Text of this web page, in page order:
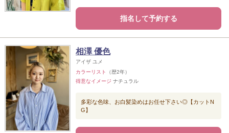
指名して予約する
相澤 優色
アイザ ユメ
カラーリスト
（歴2年）
得意なイメージ ナチュラル
多彩な色味、お白髪染めはお任せ下さい◎【カットN
G】